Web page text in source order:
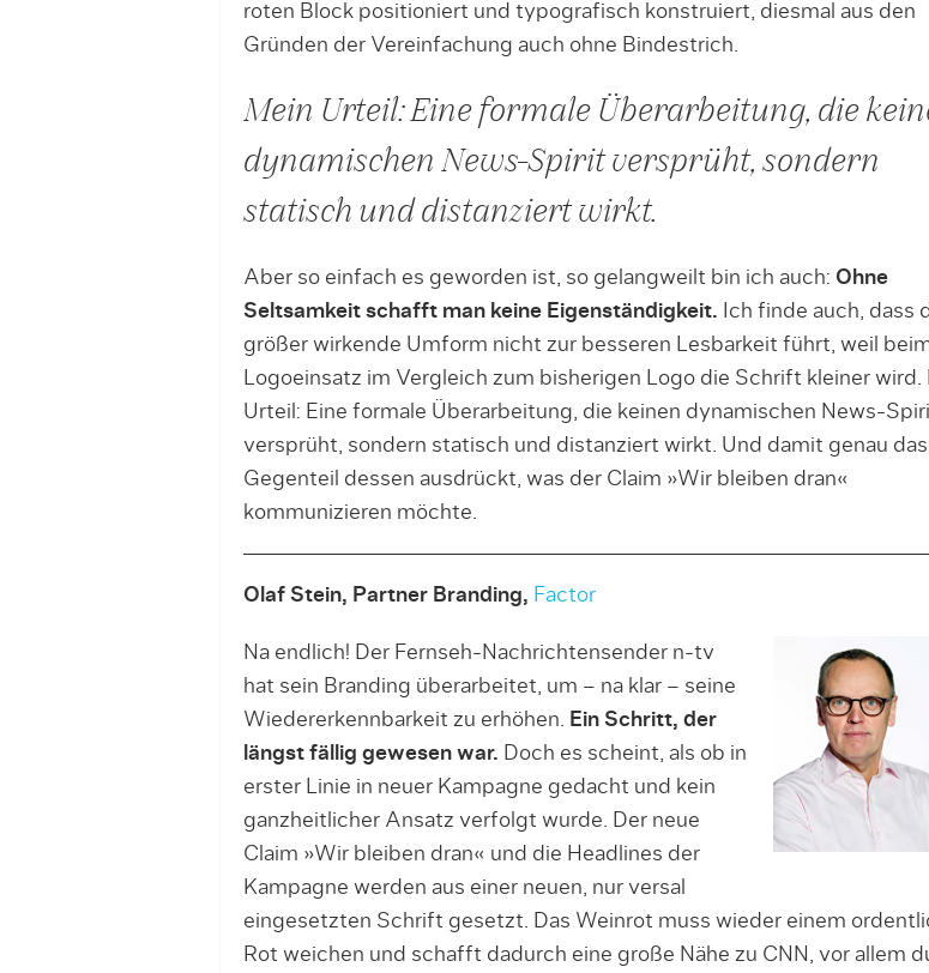
roten Block positioniert und typografisch konstruiert, diesmal aus den
Gründen der Vereinfachung auch ohne Bindestrich.
Mein Urteil: Eine formale Überarbeitung, die
dynamischen News-Spirit versprüht, sondern
statisch und distanziert wirkt.
Aber so einfach es geworden ist, so gelangweilt bin ich auch: Ohne
Seltsamkeit schafft man keine Eigenständigkeit. Ich finde auch, dass
größer wirkende Umform nicht zur besseren Lesbarkeit führt, weil
Logoeinsatz im Vergleich zum bisherigen Logo die Schrift kleiner wird.
Urteil: Eine formale Überarbeitung, die keinen dynamischen News-
versprüht, sondern statisch und distanziert wirkt. Und damit genau das
Gegenteil dessen ausdrückt, was der Claim »Wir bleiben dran«
kommunizieren möchte.
Olaf Stein, Partner Branding, Factor
Na endlich! Der Fernseh-Nachrichtensender n-tv
hat sein Branding überarbeitet, um – na klar – seine
Wiedererkennbarkeit zu erhöhen. Ein Schritt, der
längst fällig gewesen war. Doch es scheint, als ob in
erster Linie in neuer Kampagne gedacht und kein
ganzheitlicher Ansatz verfolgt wurde. Der neue
Claim »Wir bleiben dran« und die Headlines der
Kampagne werden aus einer neuen, nur versal
eingesetzten Schrift gesetzt. Das Weinrot muss wieder einem
Rot weichen und schafft dadurch eine große Nähe zu CNN, vor allem